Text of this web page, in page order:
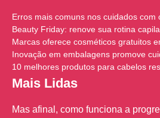
Erros mais comuns nos cuidados com
Beauty Friday: renove sua rotina
Marcas oferece cosméticos gratuitos
Inovação em embalagens promove
10 melhores produtos para cabelos
Mais Lidas
Mas afinal, como funciona a